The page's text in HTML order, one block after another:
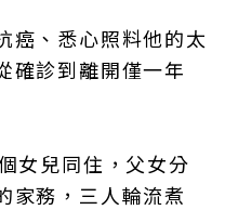
癌、悉心照料他的太
確診到離開僅一年
女兒同住，父女分
家務，三人輪流煮